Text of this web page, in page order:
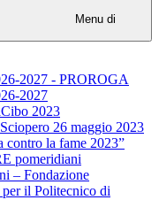
Menu di
2027 - PROROGA
2027
2023
26 maggio 2023
contro la fame 2023”
pomeridiani
– Fondazione
il Politecnico di